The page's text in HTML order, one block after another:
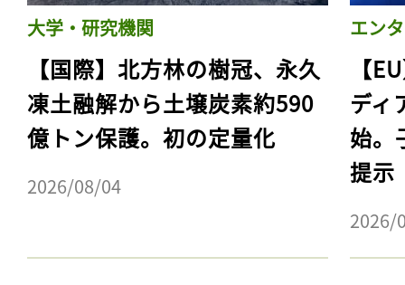
大学・研究機関
【国際】北方林の樹冠、永久
凍土融解から土壌炭素約590
億トン保護。初の定量化
2026/08/04
エン
【
ディ
始。
提示
2026/